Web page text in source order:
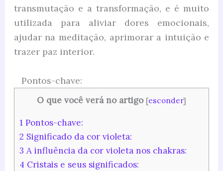
transmutação e a transformação, e é muito
utilizada para aliviar dores emocionais,
ajudar na meditação, aprimorar a intuição e
trazer paz interior.
Pontos-chave:
O que você verá no artigo [esconder]
1Pontos-chave:
2 Significado da cor violeta:
3 A influência da cor violeta nos chakras:
4 Cristais e seus significados: